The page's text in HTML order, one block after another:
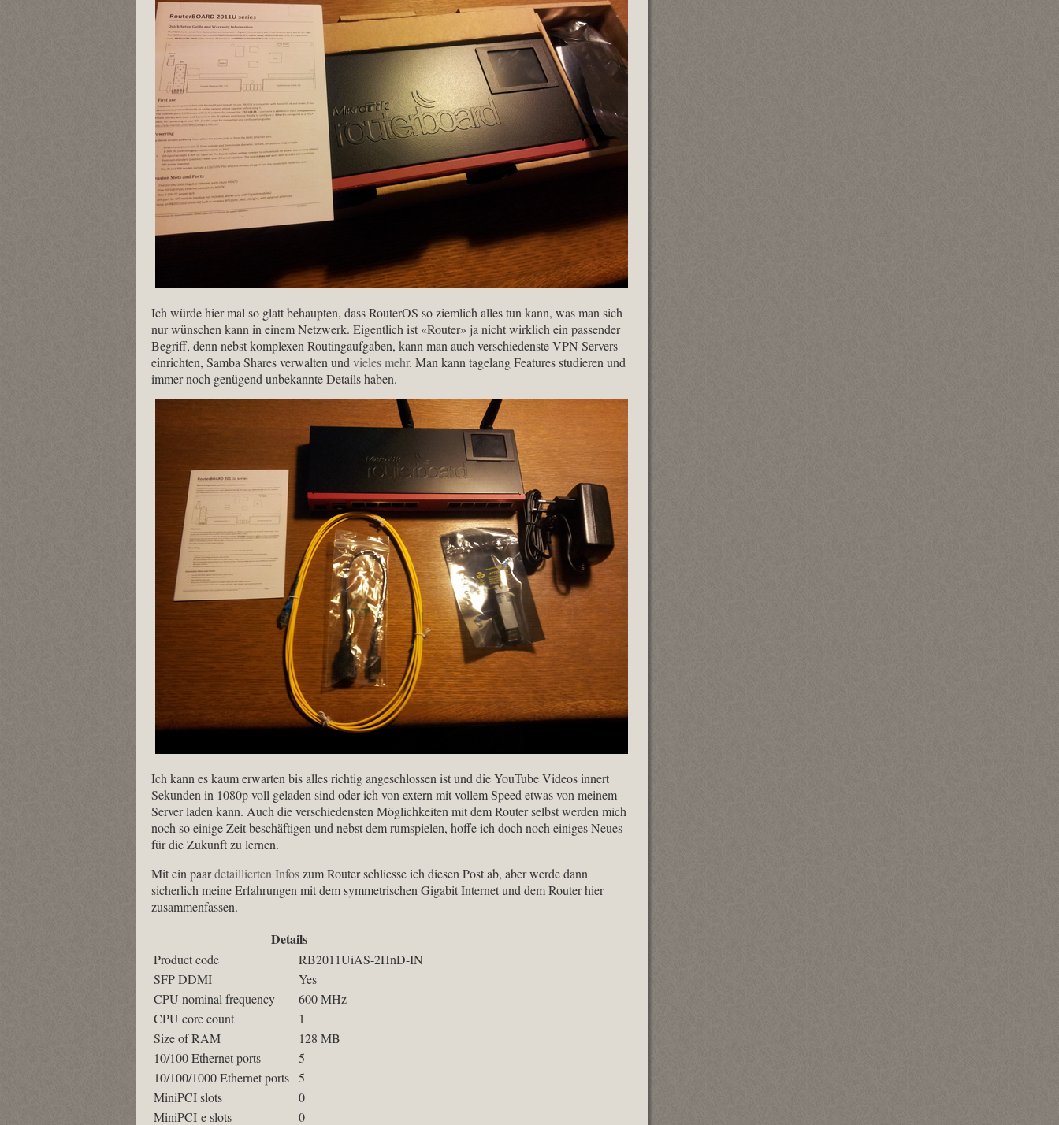
Ich würde hier mal so glatt behaupten, dass RouterOS so ziemlich alles tun kann, was man sich
nur wünschen kann in einem Netzwerk. Eigentlich ist «Router» ja nicht wirklich ein passender
Begriff, denn nebst komplexen Routingaufgaben, kann man auch verschiedenste VPN Servers
einrichten, Samba Shares verwalten und vieles mehr. Man kann tagelang Features studieren und
immer noch genügend unbekannte Details haben.
Ich kann es kaum erwarten bis alles richtig angeschlossen ist und die YouTube Videos innert
Sekunden in 1080p voll geladen sind oder ich von extern mit vollem Speed etwas von meinem
Server laden kann. Auch die verschiedensten Möglichkeiten mit dem Router selbst werden mich
noch so einige Zeit beschäftigen und nebst dem rumspielen, hoffe ich doch noch einiges Neues
für die Zukunft zu lernen.
Mit ein paardetaillierten Infoszum Router schliesse ich diesen Post ab, aber werde dann
sicherlich meine Erfahrungen mit dem symmetrischen Gigabit Internet und dem Router hier
zusammenfassen.
Details
Product code
RB2011UiAS-2HnD-IN
SFP DDMI
Yes
CPU nominal frequency
600 MHz
CPU core count
1
Size of RAM
128 MB
10/100 Ethernet ports
5
10/100/1000 Ethernet ports 5
MiniPCI slots
0
MiniPCI-e slots
0